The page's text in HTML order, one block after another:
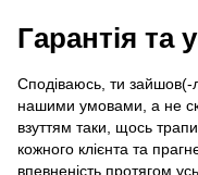
Гарантія та
Сподіваюсь, ти зайшов(-
нашими умовами, а не
взуттям таки, щось
кожного клієнта та
впевненість протягом